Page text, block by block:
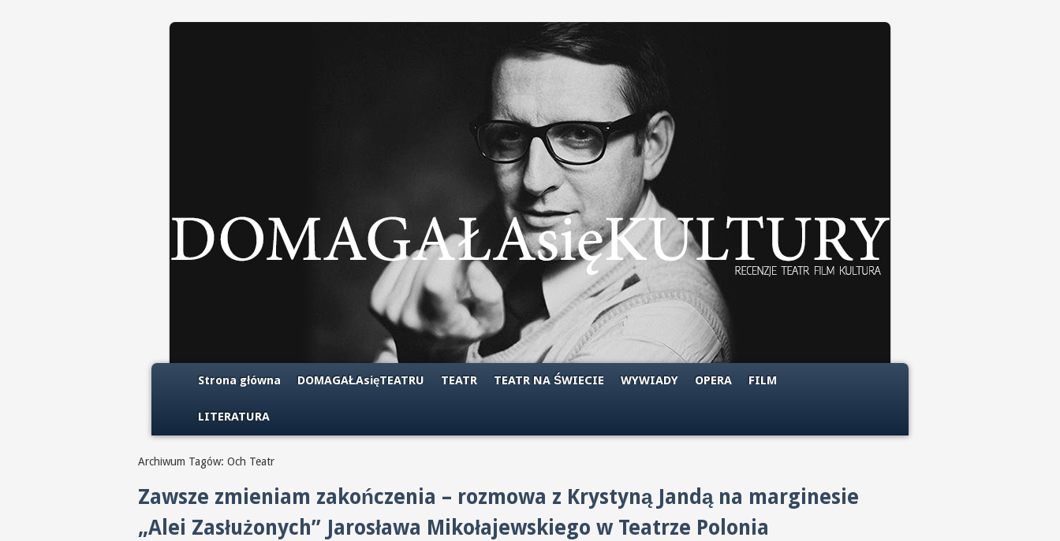
Strona główna DOMAGAŁAsięTEATRU TEATR TEATR NA ŚWIECIE WYWIADY OPERA FILM
LITERATURA
Archiwum Tagów: Och Teatr
Zawsze zmieniam zakończenia – rozmowa z Krystyną Jandą na marginesie
„Alei Zasłużonych” Jarosława Mikołajewskiego w Teatrze Polonia